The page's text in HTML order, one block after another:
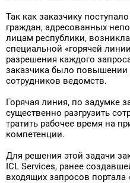
Так как заказчику
граждан, адресованных
лицам республики,
специальной «горячей
разрешения каждого
заказчика было повышении
сотрудников ведомств.
Горячая линия, по задумке
существенно разгрузить
тратить рабочее время на
компетенции.
Для решения этой задачи
ICL Services, ранее
входящих запросов портала